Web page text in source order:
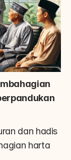
dan hadis
harta